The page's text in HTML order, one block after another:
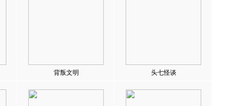
背叛文明 头七怪谈